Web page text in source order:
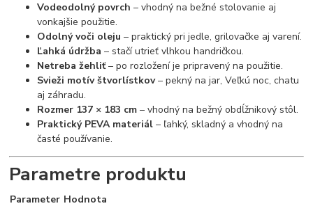
Vodeodolný povrch – vhodný na bežné stolovanie aj
vonkajšie použitie.
Odolný voči oleju – praktický pri jedle, grilovačke aj varení.
Ľahká údržba – stačí utrieť vlhkou handričkou.
Netreba žehliť– po rozložení je pripravený na použitie.
Svieži motív štvorlístkov– pekný na jar, Veľkú noc, chatu
aj záhradu.
Rozmer 137 × 183 cm – vhodný na bežný obdĺžnikový stôl.
Praktický PEVA materiál – ľahký, skladný a vhodný na
časté používanie.
Parametre produktu
Parameter Hodnota